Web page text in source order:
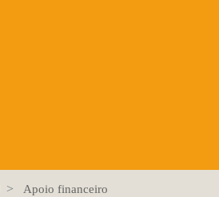
Apoio financeiro